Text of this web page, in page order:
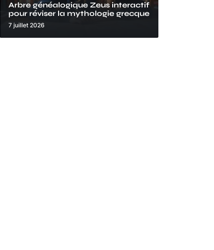
Arbre généalogique Zeus interactif
pour réviser la mythologie grecque
7 juillet 2026